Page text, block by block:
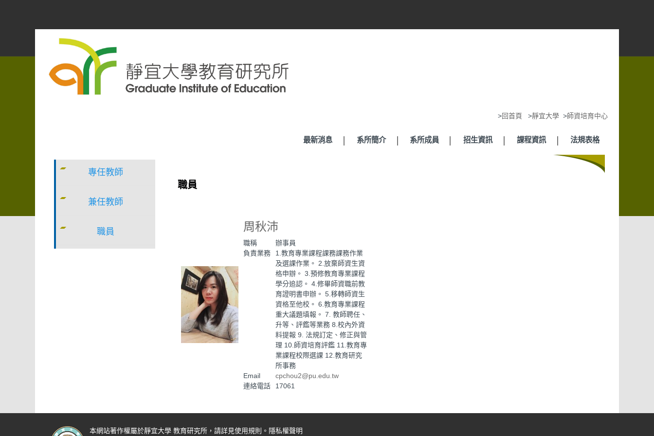
容
>回首頁 >靜宜大學 >師資培育中心
最新消息 系所簡介 系所成員 招生資訊 課程資訊 法規表格
專任教師
兼任教師
職員
職員
周秋沛
職稱
辦事員
負責業務
1.教育專業課程課務課務作業
及選課作業。 2.放棄師資生資
格申辦。 3.預修教育專業課程
學分追認。 4.修畢師資職前教
育證明書申辦。 5.移轉師資生
資格至他校。 6.教育專業課程
重大議題填報。 7. 教師聘任、
升等、評鑑等業務 8.校內外資
料提報 9. 法規訂定、修正與管
理 10.師資培育評鑑 11.教育專
業課程校際選課 12.教育研究
所事務
Email
cpchou2@pu.edu.tw
連絡電話
17061
本網站著作權屬於靜宜大學 教育研究所，請詳見使用規則。 隱私權聲明